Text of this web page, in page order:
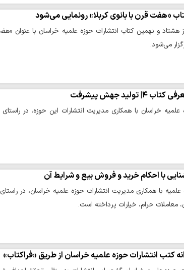
«هفت قرن با بانوی کربلا» رونمایی می‌شود
هشتاد و نهمین کتاب انتشارات حوزه علمیه خراسان با عنوان
می‌شود.
کتاب ۴| تولید جهش پیشرفت
علمیه خراسان با همکاری مدیریت انتشارات این حوزه، در
با احکام خرید و فروش بیع و شرایط آن
با همکاری مدیریت انتشارات حوزه علمیه خراسان، در
معاملات حرام، خیارات پرداخته است.
کتب انتشارات حوزه علمیه خراسان از طریق «فراکتاب»